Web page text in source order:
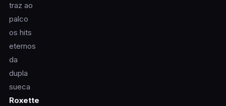
traz ao
palco
os hits
eternos
da
dupla
sueca
Roxette